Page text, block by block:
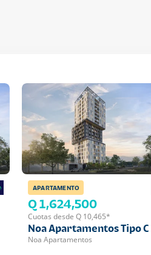
APARTAMENTO
Q 1,624,500
Cuotas desde Q 10,465*
Noa Apartamentos Tipo C
Noa Apartamentos